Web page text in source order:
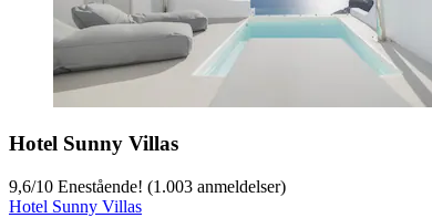
Hotel Sunny Villas
9,6/10 Enestående! (1.003 anmeldelser)
Hotel Sunny Villas